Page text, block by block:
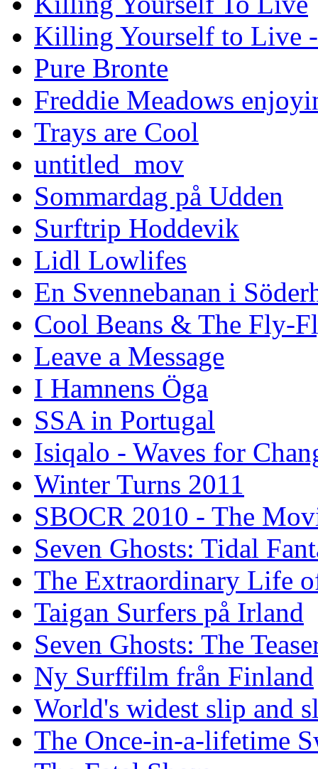
Killing Yourself to Live -
Pure Bronte
Freddie Meadows
Trays are Cool
untitled_mov
Sommardag på Udden
Surftrip Hoddevik
Lidl Lowlifes
En Svennebanan i
Cool Beans & The Fly-
Leave a Message
I Hamnens Öga
SSA in Portugal
Isiqalo - Waves for
Winter Turns 2011
SBOCR 2010 - The
Seven Ghosts: Tidal
The Extraordinary Life
Taigan Surfers på Irland
Seven Ghosts: The
Ny Surffilm från Finland
World's widest slip and
The Once-in-a-lifetime